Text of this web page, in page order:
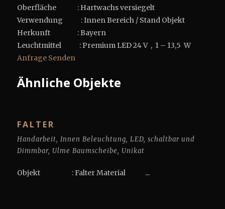
Oberfläche : Hartwachs versiegelt
Verwendung : Innen Bereich / Stand Objekt
Herkunft : Bayern
Leuchtmittel : Premium LED 24 V , 1 – 13,5 W
Anfrage Senden
Ähnliche Objekte
FALTER
Handarbeit, Innen Beleuchtung, LED, schaltbar und
Dimmbar, Ulme Baumscheibe, Unikat
Objekt : Falter Material ...